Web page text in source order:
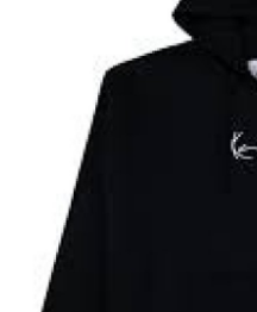
Advertise with US
Business
Finance